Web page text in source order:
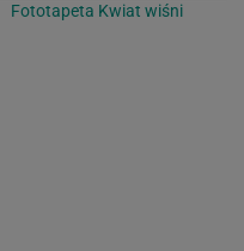
Fototapeta Kwiat wiśni